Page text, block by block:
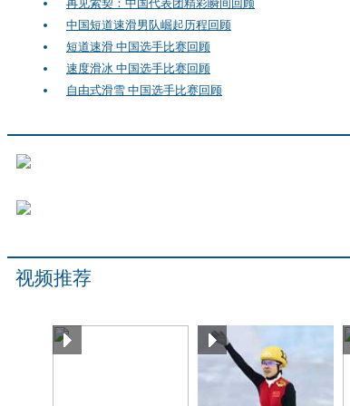
再见索契：中国代表团精彩瞬间回顾
中国短道速滑男队崛起历程回顾
短道速滑 中国选手比赛回顾
速度滑冰 中国选手比赛回顾
自由式滑雪 中国选手比赛回顾
视频推荐